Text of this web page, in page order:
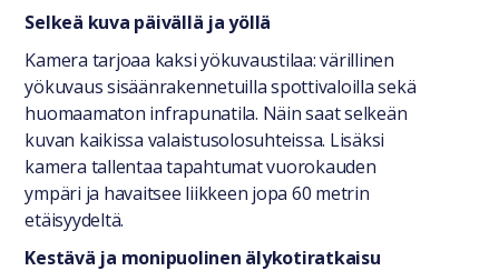
Selkeä kuva päivällä ja yöllä
Kamera tarjoaa kaksi yökuvaustilaa: värillinen
yökuvaus sisäänrakennetuilla spottivaloilla sekä
huomaamaton infrapunatila. Näin saat selkeän
kuvan kaikissa valaistusolosuhteissa. Lisäksi
kamera tallentaa tapahtumat vuorokauden
ympäri ja havaitsee liikkeen jopa 60 metrin
etäisyydeltä.
Kestävä ja monipuolinen älykotiratkaisu